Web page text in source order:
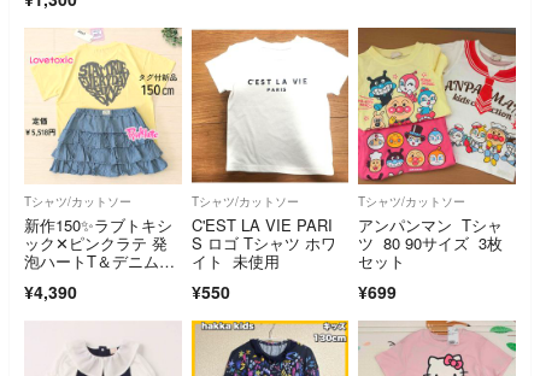
Tシャツ/カットソー
新作150✨ラブトキシ
ック✕ピンクラテ 発
泡ハートT＆デニムテ
ーリー夏コーデ
¥4,390
Tシャツ/カットソー
C'EST LA VIE PARI
S ロゴ Tシャツ ホワ
イト 未使用
¥550
Tシャツ/カットソー
アンパンマン Tシャ
ツ 80 90サイズ 3枚
セット
¥699